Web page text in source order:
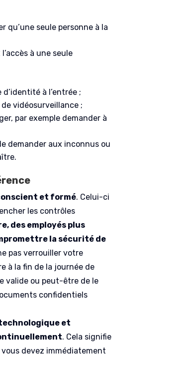
qu’une seule personne à la
à une seule
à l’entrée ;
vidéosurveillance ;
par exemple demander à
demander aux inconnus ou
et formé. Celui-ci
les contrôles
des employés plus
la sécurité de
pas verrouiller votre
à la fin de la journée de
valide ou peut-être de le
confidentiels
et
. Cela signifie
devez immédiatement